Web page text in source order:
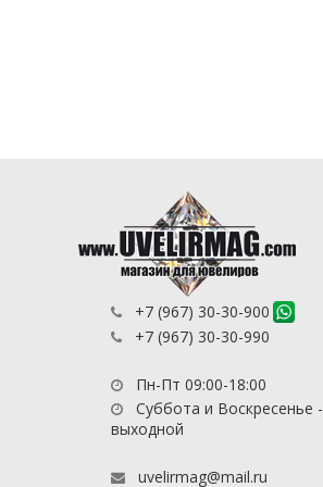
+7 (967) 30-30-900
+7 (967) 30-30-990
Пн-Пт 09:00-18:00
Суббота и Воскресенье -
выходной
uvelirmag@mail.ru